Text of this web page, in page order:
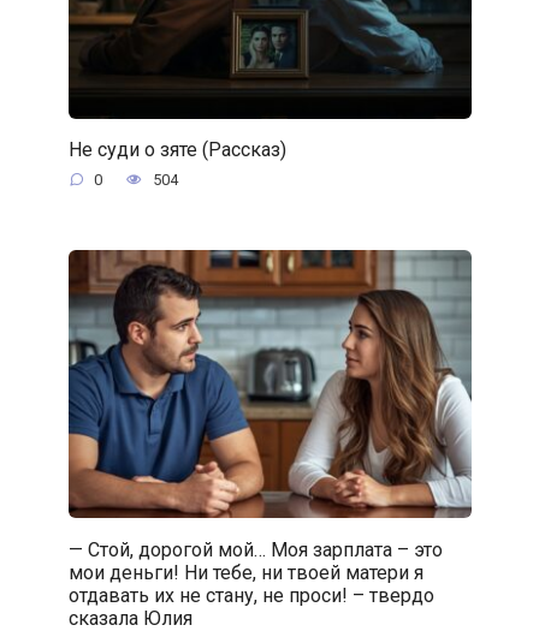
Не суди о зяте (Рассказ)
0 504
— Стой, дорогой мой… Моя зарплата – это
мои деньги! Ни тебе, ни твоей матери я
отдавать их не стану, не проси! – твердо
сказала Юлия